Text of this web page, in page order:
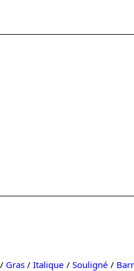
/ Gras / Italique / Souligné /